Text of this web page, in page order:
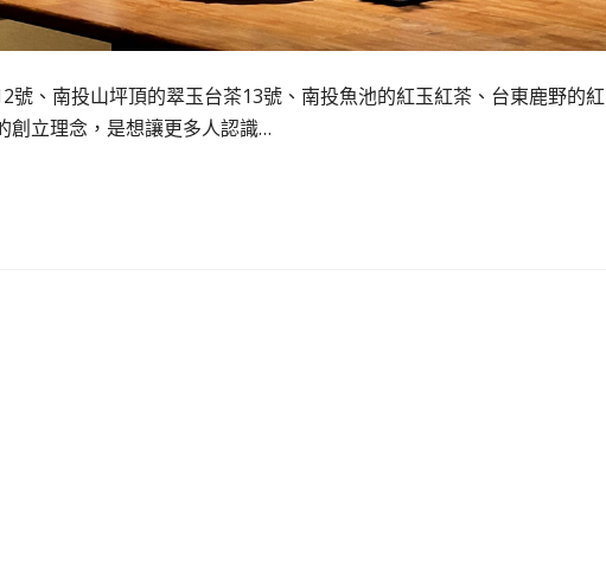
號、南投山坪頂的翠玉台茶13號、南投魚池的紅玉紅茶、台東鹿野的紅
創立理念，是想讓更多人認識…